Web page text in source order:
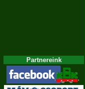
Partnereink